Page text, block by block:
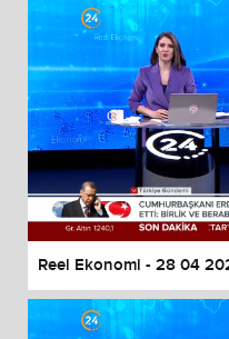
Reel Ekonomi - 28 04